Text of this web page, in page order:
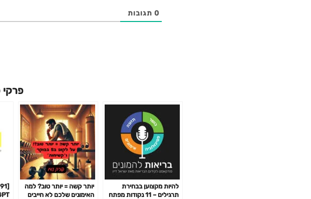
0 תגובות
להיות מקצוען בבחירת
תרגילים – 11 נקודות מפתח
יותר קשה = יותר טוב? למה
האימונים שלכם לא חייבים